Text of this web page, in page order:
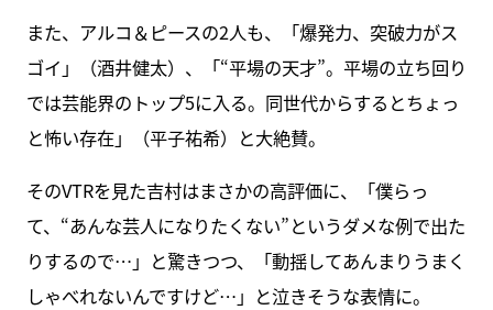
また、アルコ＆ピースの2人も、「爆発力、突破力がス
ゴイ」（酒井健太）、「“平場の天才”。平場の立ち回り
では芸能界のトップ5に入る。同世代からするとちょっ
と怖い存在」（平子祐希）と大絶賛。
そのVTRを見た吉村はまさかの高評価に、「僕らっ
て、“あんな芸人になりたくない”というダメな例で出た
りするので…」と驚きつつ、「動揺してあんまりうまく
しゃべれないんですけど…」と泣きそうな表情に。